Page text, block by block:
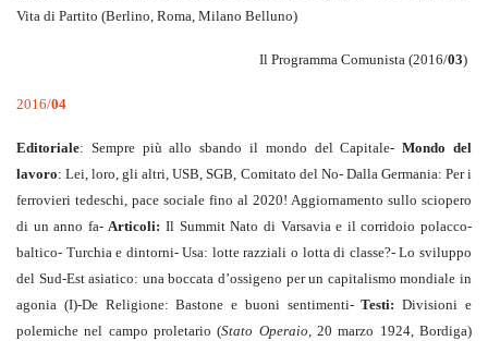
Vita di Partito (Berlino, Roma, Milano Belluno)
Il Programma Comunista (2016/03)
2016/04
Editoriale: Sempre più allo sbando il mondo del Capitale-Mondo del
lavoro: Lei, loro, gli altri, USB, SGB, Comitato del No- Dalla Germania: Per i
ferrovieri tedeschi, pace sociale fino al 2020! Aggiornamento sullo sciopero
di un anno fa-Articoli: Il Summit Nato di Varsavia e il corridoio polacco-
baltico- Turchia e dintorni- Usa: lotte razziali o lotta di classe?- Lo sviluppo
del Sud-Est asiatico: una boccata d’ossigeno per un capitalismo mondiale in
agonia (I)-De Religione: Bastone e buoni sentimenti-Testi:Divisioni e
polemiche nel campo proletario (Stato Operaio, 20 marzo 1924, Bordiga)